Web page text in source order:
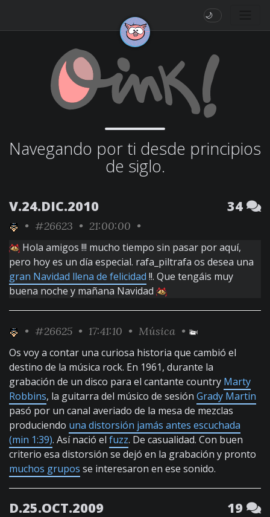
🌙
Navegando por ti desde principios
de siglo.
V.24.DIC.2010 34
• #26623 • 21:00:00 •
Hola amigos !!! mucho tiempo sin pasar por aquí,
pero hoy es un día especial. rafa_piltrafa os desea una
gran Navidad llena de felicidad !!. Que tengáis muy
buena noche y mañana Navidad
• #26625 • 17:41:10 • Música •
Os voy a contar una curiosa historia que cambió el
destino de la música rock. En 1961, durante la
grabación de un disco para el cantante country Marty
Robbins, la guitarra del músico de sesión Grady Martin
pasó por un canal averiado de la mesa de mezclas
produciendo una distorsión jamás antes escuchada
(min 1:39). Así nació el fuzz. De casualidad. Con buen
criterio esa distorsión se dejó en la grabación y pronto
muchos grupos se interesaron en ese sonido.
D.25.OCT.2009 19